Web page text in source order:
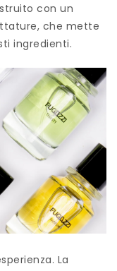
con un
che mette
ingredienti.
La